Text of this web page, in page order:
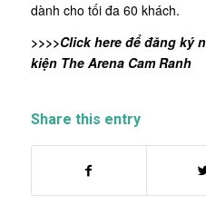
dành cho tối đa 60 khách.
>>>>Click heređể đăng ký
kiện The Arena Cam Ranh
Share this entry